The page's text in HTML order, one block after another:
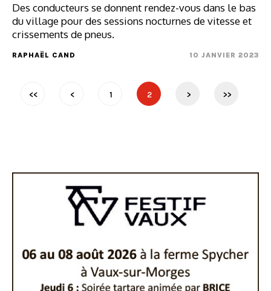
Des conducteurs se donnent rendez-vous dans le bas
du village pour des sessions nocturnes de vitesse et
crissements de pneus.
RAPHAËL CAND 10 JANVIER 2023
<< < 1 2 > >>